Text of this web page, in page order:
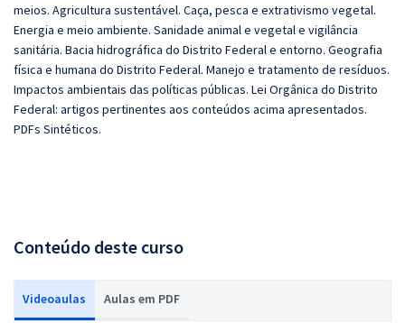
meios. Agricultura sustentável. Caça, pesca e extrativismo vegetal.
Energia e meio ambiente. Sanidade animal e vegetal e vigilância
sanitária. Bacia hidrográfica do Distrito Federal e entorno. Geografia
física e humana do Distrito Federal. Manejo e tratamento de resíduos.
Impactos ambientais das políticas públicas. Lei Orgânica do Distrito
Federal: artigos pertinentes aos conteúdos acima apresentados.
PDFs Sintéticos.
Conteúdo deste curso
Videoaulas Aulas em PDF